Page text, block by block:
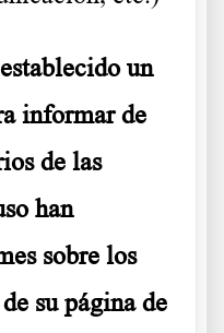
un
informar de
de las
han
sobre los
su página de